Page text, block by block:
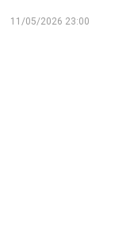
11/05/2026 23:00